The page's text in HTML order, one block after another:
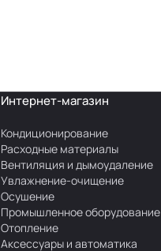
Интернет-магазин
Кондиционирование
Расходные материалы
Вентиляция и дымоудаление
Увлажнение-очищение
Осушение
Промышленное оборудование
Отопление
Аксессуары и автоматика